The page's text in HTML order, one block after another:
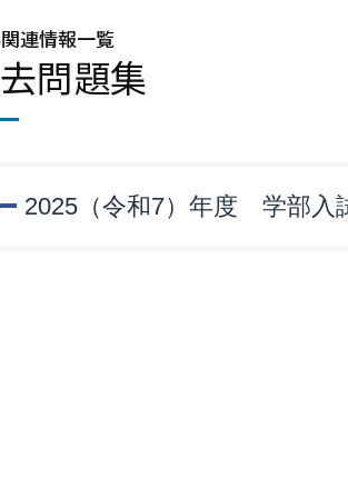
連情報一覧
問題集
2025（令和7）年度 学部入